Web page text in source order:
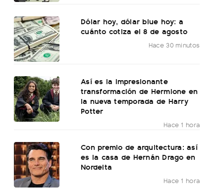
Dólar hoy, dólar blue hoy: a
cuánto cotiza el 8 de agosto
Hace 30 minutos
Así es la impresionante
transformación de Hermione en
la nueva temporada de Harry
Potter
Hace 1 hora
Con premio de arquitectura: así
es la casa de Hernán Drago en
Nordelta
Hace 1 hora